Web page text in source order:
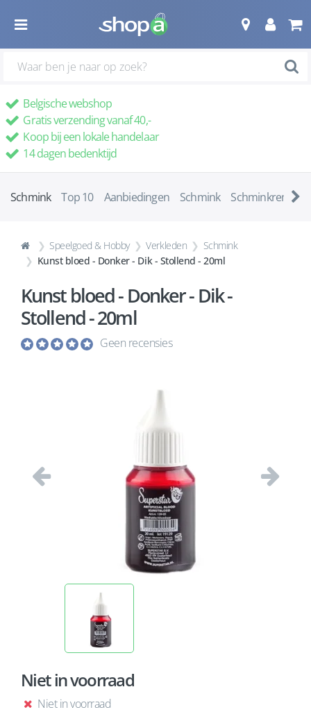
Belgische webshop
Gratis verzending vanaf 40,-
Koop bij een lokale handelaar
14 dagen bedenktijd
Schmink Top 10 Aanbiedingen Schmink
Speelgoed & Hobby Verkleden
Schmink
Kunst bloed - Donker - Dik - Stollend - 20ml
Kunst bloed - Donker - Dik -
Stollend - 20ml
Geen recensies
Vorige
Niet in voorraad
Niet in voorraad